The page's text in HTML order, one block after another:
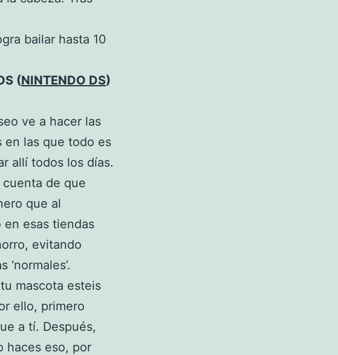
bailar hasta 10
(NINTENDO DS)
ve a hacer las
en las que todo es
allí todos los días.
de que
que al
esas tiendas
evitando
mascota esteis
ello, primero
a tí. Después,
haces eso, por